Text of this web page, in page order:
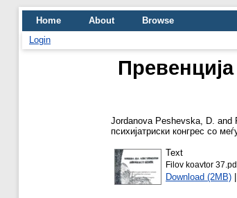
Home About
Browse
Login
Jordanova Peshevska, D. and
психијатриски конгрес со
Text
Filov koavtor
Download (2MB) |